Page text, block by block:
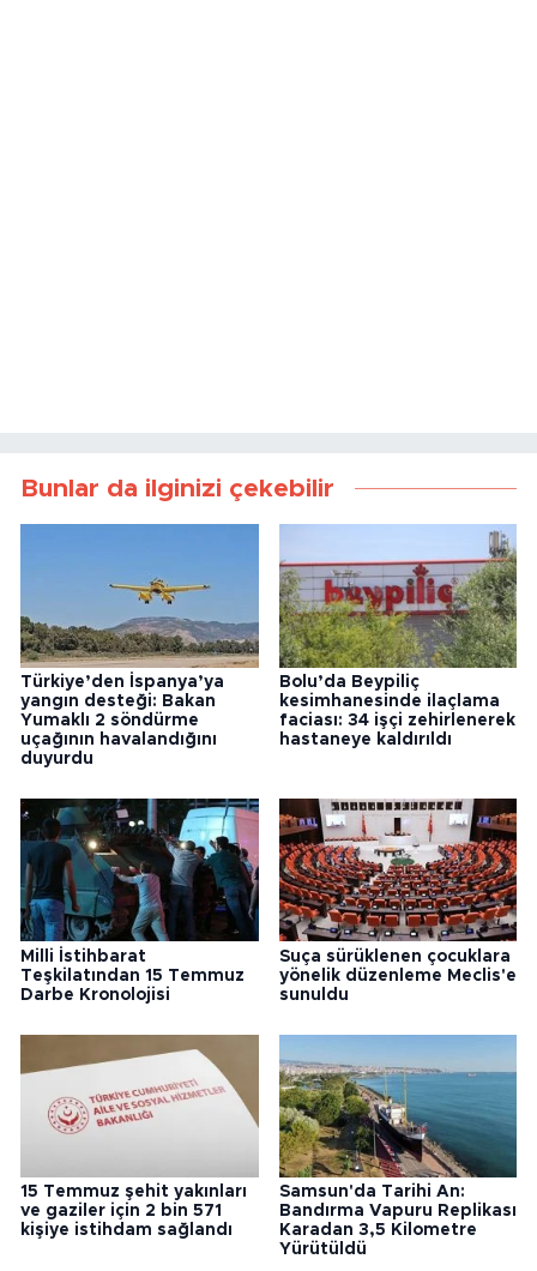
Bunlar da ilginizi çekebilir
Türkiye’den İspanya’ya
yangın desteği: Bakan
Yumaklı 2 söndürme
uçağının havalandığını
duyurdu
Bolu’da Beypiliç
kesimhanesinde ilaçlama
faciası: 34 işçi zehirlenerek
hastaneye kaldırıldı
Milli İstihbarat
Teşkilatından 15 Temmuz
Darbe Kronolojisi
Suça sürüklenen çocuklara
yönelik düzenleme Meclis'e
sunuldu
15 Temmuz şehit yakınları
ve gaziler için 2 bin 571
kişiye istihdam sağlandı
Samsun'da Tarihi An:
Bandırma Vapuru Replikası
Karadan 3,5 Kilometre
Yürütüldü